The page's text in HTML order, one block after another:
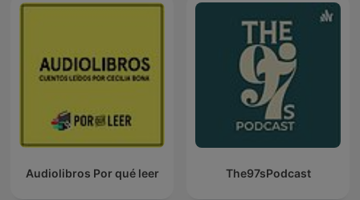
The97sPodcast
Audiolibros Por qué leer